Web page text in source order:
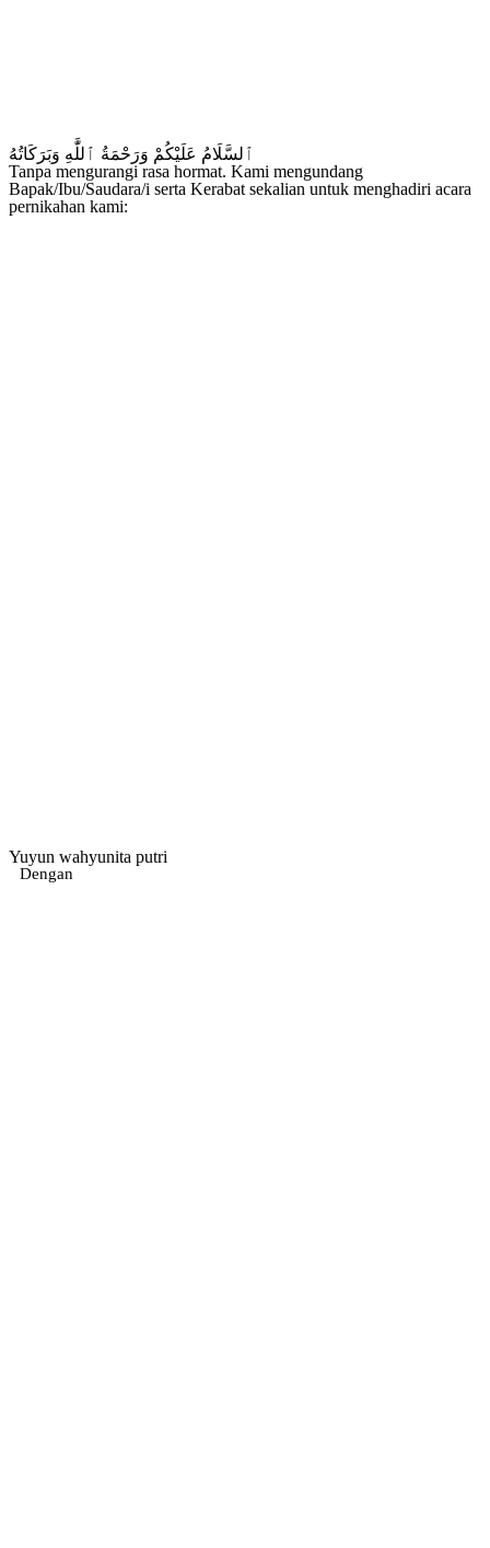
ٱلسَّلَامُ عَلَيْكُمْ وَرَحْمَةُ ٱللَّٰهِ وَبَرَكَاتُهُ
Tanpa mengurangi rasa hormat. Kami mengundang
Bapak/Ibu/Saudara/i serta Kerabat sekalian untuk menghadiri acara
pernikahan kami:
Yuyun wahyunita putri
Dengan